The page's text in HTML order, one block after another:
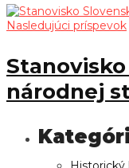
Nasledujúci príspevok
národnej